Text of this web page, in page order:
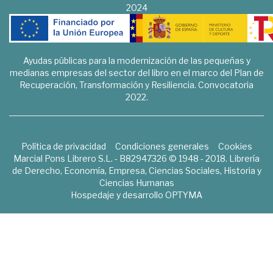
2024
Ayudas públicas para la modernización de las pequeñas y
medianas empresas del sector del libro en el marco del Plan de
Recuperación, Transformación y Resiliencia. Convocatoria
2022.
Política de privacidad Condiciones generales
Cookies
Marcial Pons Librero S.L. - B82947326 © 1948 - 2018. Librería
de Derecho, Economía, Empresa, Ciencias Sociales, Historia y
Ciencias Humanas
Hospedaje y desarrollo OPTYMA